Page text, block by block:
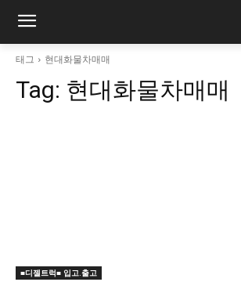
태그 현대화물차매매
Tag: 현대화물차매매
■디젤트럭■ 입고.출고